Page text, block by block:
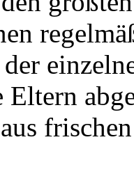
Eltern